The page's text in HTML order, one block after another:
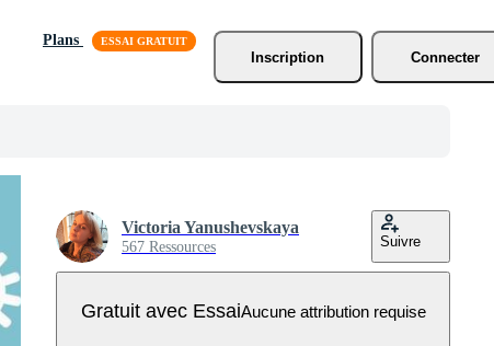
Plans
Inscription
Connecter
Victoria Yanushevskaya
567 Ressources Suivre
Gratuit avec EssaiAucune attribution requise